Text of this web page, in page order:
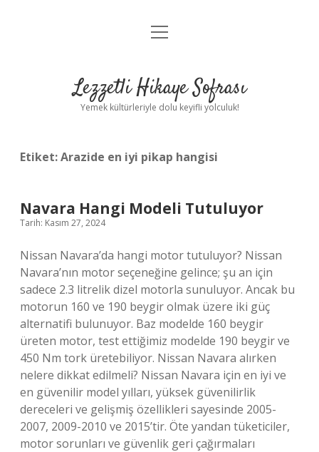
Anasayfa
Yasal Uyarı
menüyü
Lezzetli Hikaye Sofrası
Yemek kültürleriyle dolu keyifli yolculuk!
Etiket:Arazide en iyi pikap hangisi
Navara Hangi Modeli Tutuluyor
Tarih: Kasım 27, 2024
Nissan Navara’da hangi motor tutuluyor? Nissan
Navara’nın motor seçeneğine gelince; şu an için
sadece 2.3 litrelik dizel motorla sunuluyor. Ancak bu
motorun 160 ve 190 beygir olmak üzere iki güç
alternatifi bulunuyor. Baz modelde 160 beygir
üreten motor, test ettiğimiz modelde 190 beygir ve
450 Nm tork üretebiliyor. Nissan Navara alırken
nelere dikkat edilmeli? Nissan Navara için en iyi ve
en güvenilir model yılları, yüksek güvenilirlik
dereceleri ve gelişmiş özellikleri sayesinde 2005-
2007, 2009-2010 ve 2015’tir. Öte yandan tüketiciler,
motor sorunları ve güvenlik geri çağırmaları